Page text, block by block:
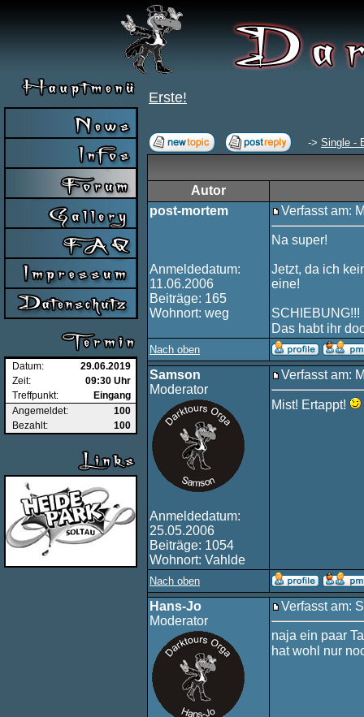
Datum:
29.06.2019
Zeit:
09:30 Uhr
Treffpunkt:
Eingang
Angemeldet:
100
Bezahlt:
100
Erste!
-> Single -
Autor
post-mortem
Anmeldedatum:
11.06.2006
Beiträge: 165
Wohnort: weg
Verfasst am:
Na super!
Jetzt, da ich
eine!
SCHIEBUNG!!!
Das habt ihr
Nach oben
Samson
Moderator
Anmeldedatum:
25.05.2006
Beiträge: 1054
Wohnort: Vahlde
Verfasst am:
Mist! Ertappt!
Nach oben
Hans-Jo
Moderator
Verfasst am:
naja ein paar
hat wohl nur